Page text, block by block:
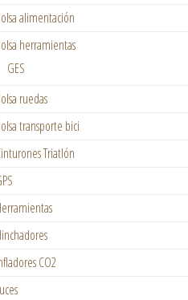
alimentación
herramientas
GES
ruedas
transporte bici
Triatlón
CO2